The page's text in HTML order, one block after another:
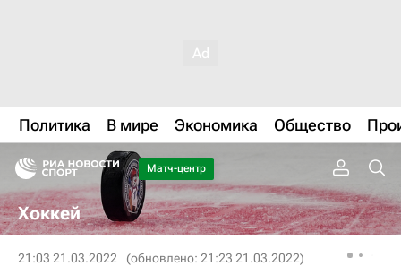
Политика В мире Экономика Общество
Матч-центр
Хоккей
21:03 21.03.2022 (обновлено: 21:23 21.03.2022)